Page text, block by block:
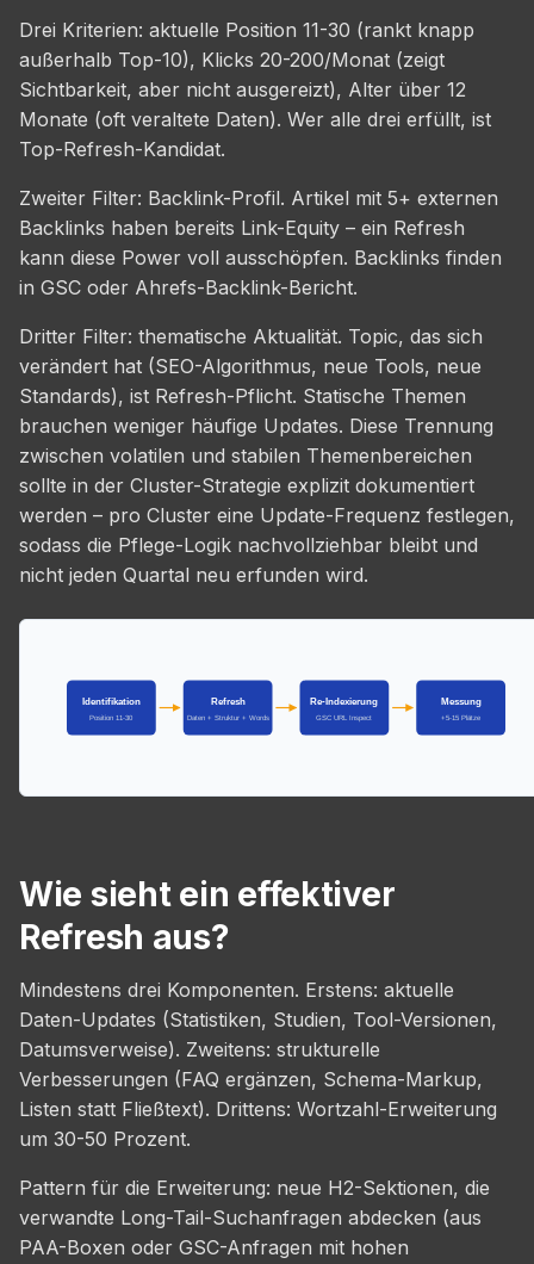
Drei Kriterien: aktuelle Position 11-30 (rankt knapp
außerhalb Top-10), Klicks 20-200/Monat (zeigt
Sichtbarkeit, aber nicht ausgereizt), Alter über 12
Monate (oft veraltete Daten). Wer alle drei erfüllt, ist
Top-Refresh-Kandidat.
Zweiter Filter: Backlink-Profil. Artikel mit 5+ externen
Backlinks haben bereits Link-Equity – ein Refresh
kann diese Power voll ausschöpfen. Backlinks finden
in GSC oder Ahrefs-Backlink-Bericht.
Dritter Filter: thematische Aktualität. Topic, das sich
verändert hat (SEO-Algorithmus, neue Tools, neue
Standards), ist Refresh-Pflicht. Statische Themen
brauchen weniger häufige Updates. Diese Trennung
zwischen volatilen und stabilen Themenbereichen
sollte in der Cluster-Strategie explizit dokumentiert
werden – pro Cluster eine Update-Frequenz festlegen,
sodass die Pflege-Logik nachvollziehbar bleibt und
nicht jeden Quartal neu erfunden wird.
Identifikation
Position 11-30
Refresh
Daten + Struktur + Words
Re-Indexierung
GSC URL Inspect
Messung
+5-15 Plätze
Wie sieht ein effektiver
Refresh aus?
Mindestens drei Komponenten. Erstens: aktuelle
Daten-Updates (Statistiken, Studien, Tool-Versionen,
Datumsverweise). Zweitens: strukturelle
Verbesserungen (FAQ ergänzen, Schema-Markup,
Listen statt Fließtext). Drittens: Wortzahl-Erweiterung
um 30-50 Prozent.
Pattern für die Erweiterung: neue H2-Sektionen, die
verwandte Long-Tail-Suchanfragen abdecken (aus
PAA-Boxen oder GSC-Anfragen mit hohen